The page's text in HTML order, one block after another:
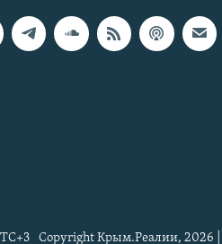
Copyright Крым.Реалии, 2026